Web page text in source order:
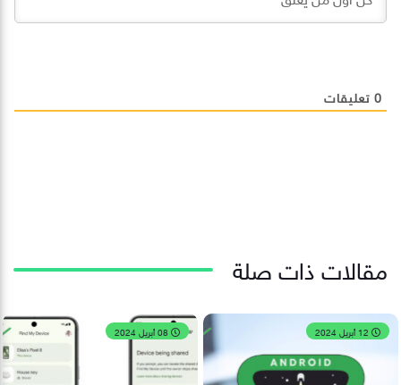
0 تعليقات
مقالات ذات صلة